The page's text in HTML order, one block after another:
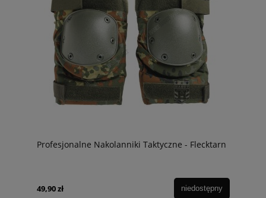
Profesjonalne Nakolanniki Taktyczne - Flecktarn
49,90 zł niedostępny